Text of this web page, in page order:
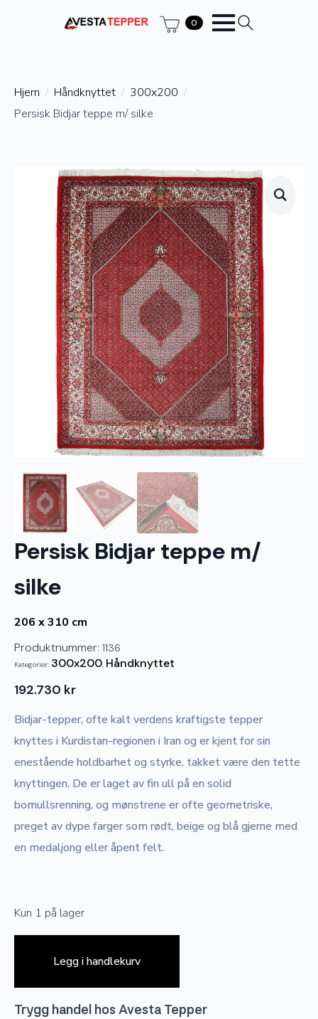
0
Hjem Håndknyttet
300x200
Persisk Bidjar teppe m/ silke
Persisk Bidjar teppe m/
silke
206 x 310 cm
Produktnummer: 1136
Kategorier: 300x200, Håndknyttet
192.730 kr
Bidjar-tepper, ofte kalt verdens kraftigste tepper
knyttes i Kurdistan-regionen i Iran og er kjent for sin
enestående holdbarhet og styrke, takket være den tette
knyttingen. De er laget av fin ull på en solid
bomullsrenning, og mønstrene er ofte geometriske,
preget av dype farger som rødt, beige og blå gjerne med
en medaljong eller åpent felt.
Kun 1 på lager
Legg i handlekurv
Trygg handel hos Avesta Tepper